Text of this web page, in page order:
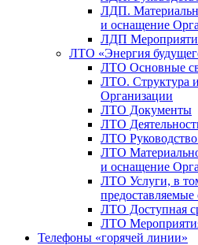
ЛДП.
и оснащение
ЛДП
ЛТО «Энергия
ЛТО Основные
ЛТО. Структура
Организации
ЛТО Документы
ЛТО
ЛТО
ЛТО
и оснащение
ЛТО Услуги, в
предоставляемые
ЛТО Доступная
ЛТО
Телефоны «горячей линии»